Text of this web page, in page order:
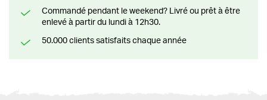
Commandé pendant le weekend? Livré ou prêt à être
enlevé à partir du lundi à 12h30.
50.000 clients satisfaits chaque année